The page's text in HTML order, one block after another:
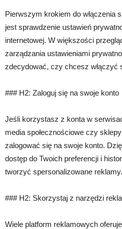
Pierwszym krokiem do włączenia
jest sprawdzenie ustawień
internetowej. W większości
zarządzania ustawieniami
zdecydować, czy chcesz włączyć
### H2: Zaloguj się na swoje konto
Jeśli korzystasz z konta w
media społecznościowe czy
zalogować się na swoje konto.
dostęp do Twoich preferencji i
tworzyć spersonalizowane reklamy.
### H2: Skorzystaj z narzędzi
Wiele platform reklamowych